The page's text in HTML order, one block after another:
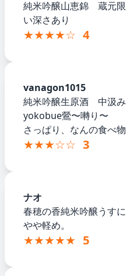
純米吟醸山恵錦 蔵元
い深さあり
★★★★☆ 4
vanagon1015
純米吟醸生原酒 中汲
yokobue鶯〜囀り〜
さっぱり、なんの食べ
★★★☆☆ 3
ナオ
春穂の香純米吟醸うす
やや軽め。
★★★★★ 5